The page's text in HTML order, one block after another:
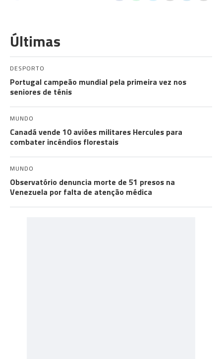
Últimas
DESPORTO
Portugal campeão mundial pela primeira vez nos
seniores de ténis
MUNDO
Canadá vende 10 aviões militares Hercules para
combater incêndios florestais
MUNDO
Observatório denuncia morte de 51 presos na
Venezuela por falta de atenção médica